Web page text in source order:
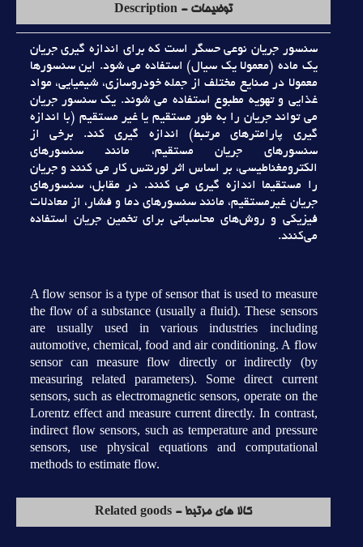
توضیحات - Description
سنسور جريان نوعي حسگر است که براي اندازه گيري جريان
يک ماده (معمولا يک سيال) استفاده مي شود. اين سنسورها
معمولا در صنايع مختلف از جمله خودروسازي، شيميايي، مواد
غذايي و تهويه مطبوع استفاده مي شوند. يک سنسور جريان
مي تواند جريان را به طور مستقيم يا غير مستقيم (با اندازه
گيري پارامترهاي مرتبط) اندازه گيري کند. برخي از
سنسورهاي جريان مستقيم، مانند سنسورهاي
الکترومغناطيسي، بر اساس اثر لورنتس کار مي کنند و جريان
را مستقيما اندازه گيري مي کنند. در مقابل، سنسورهاي
جريان غيرمستقيم، مانند سنسورهاي دما و فشار، از معادلات
فيزيکي و روش‌هاي محاسباتي براي تخمين جريان استفاده
مي‌کنند.
A flow sensor is a type of sensor that is used to measure
the flow of a substance (usually a fluid). These sensors
are usually used in various industries including
automotive, chemical, food and air conditioning. A flow
sensor can measure flow directly or indirectly (by
measuring related parameters). Some direct current
sensors, such as electromagnetic sensors, operate on the
Lorentz effect and measure current directly. In contrast,
indirect flow sensors, such as temperature and pressure
sensors, use physical equations and computational
methods to estimate flow.
کالا های مرتبط - Related goods